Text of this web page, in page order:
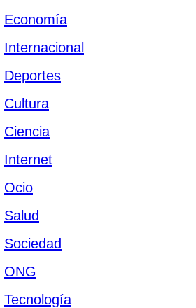
Economía
Internacional
Deportes
Cultura
Ciencia
Internet
Ocio
Salud
Sociedad
ONG
Tecnología